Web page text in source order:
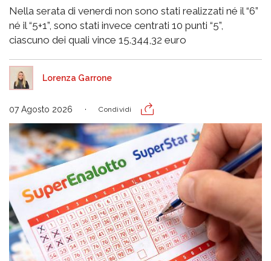
Nella serata di venerdì non sono stati realizzati né il “6”
né il “5+1”, sono stati invece centrati 10 punti “5”,
ciascuno dei quali vince 15.344,32 euro
Lorenza Garrone
07 Agosto 2026 Condividi